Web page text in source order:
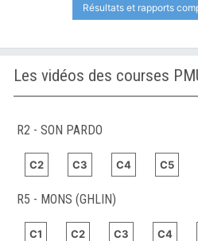
Résultats et rapports
R2 - SON PARDO
C2 C3 C4 C5
R5 - MONS (GHLIN)
C1 C2 C3 C4